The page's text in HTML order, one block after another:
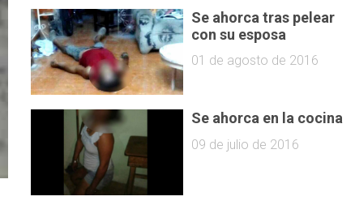
Se ahorca tras pelear
con su esposa
01 de agosto de 2016
Se ahorca en la cocina
09 de julio de 2016